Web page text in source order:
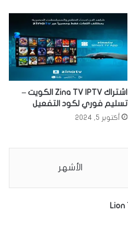
اشتراك Zina TV IPTV الكويت –
تسليم فوري لكود التفعيل
أكتوبر 5, 2024
الأشهر